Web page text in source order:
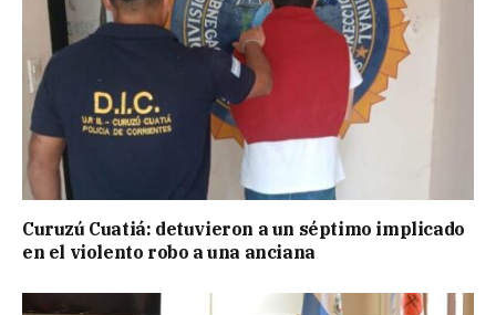
Curuzú Cuatiá: detuvieron a un séptimo implicado
en el violento robo a una anciana